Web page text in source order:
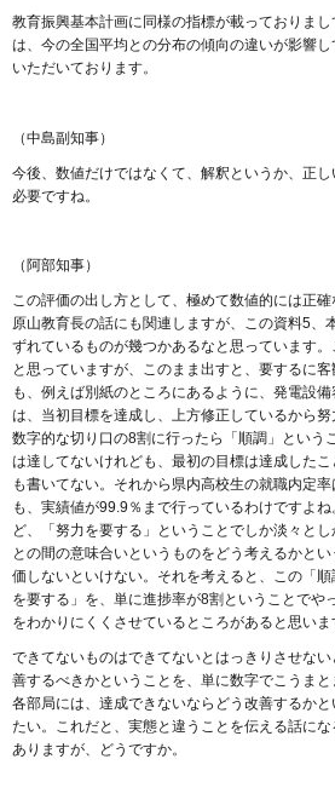
教育振興基本計画に同様の指標が載っておりま
は、今の全国平均との分布の傾向の違いが影響
いただいております。
（中島副知事）
今後、数値だけではなくて、解釈というか、正
必要ですね。
（阿部知事）
この評価の出し方として、極めて数値的には正
原山教育長の話にも関連しますが、この資料5、
ずれているものが幾つかあるなと思っています
と思っていますが、このまま出すと、要するに
も、例えば別紙のところにあるように、発電設
は、当初目標を達成し、上方修正しているから努
数字的な切り口の8割に行ったら「順調」という
は達してないけれども、最初の目標は達成した
も書いてない。それから県内高校生の就職内定
も、実績値が99.9％まで行っているわけですよ
ど、「努力を要する」ということでしか淡々と
との間の意味合いというものをどう考えるかと
価しないといけない。それを考えると、この「
を要する」を、単に進捗率が8割ということでや
をわかりにくくさせているところがあると思いま
できてないものはできてないとはっきりさせな
善するべきかということを、単に数字でこうまと
各部局には、達成できないならどう改善するか
たい。これだと、実態と違うことを伝える話に
ありますが、どうですか。